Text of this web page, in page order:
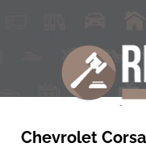
Chevrolet